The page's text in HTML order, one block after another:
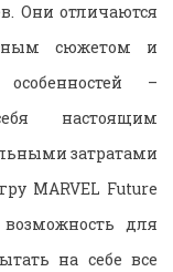
Они отличаются
сюжетом и
–
настоящим
затратами
MARVEL Future
для
на себе все